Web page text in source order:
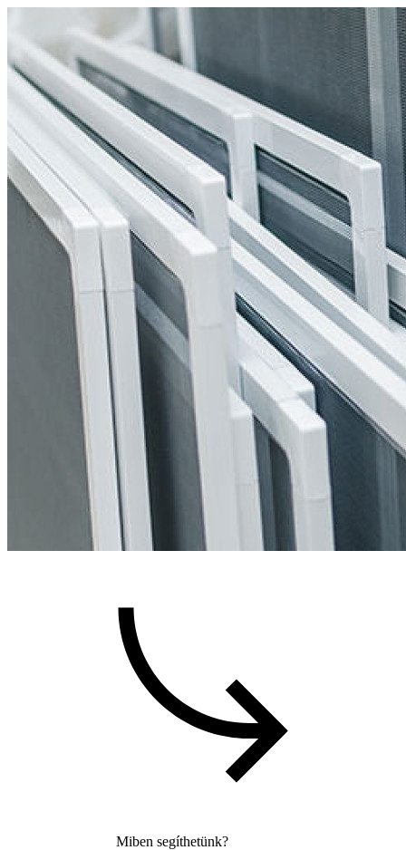
Miben segíthetünk?